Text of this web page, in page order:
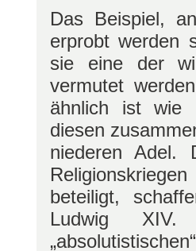
Das Beispiel,
erprobt werden
sie eine der
vermutet
ähnlich ist wie
diesen
niederen Adel.
beteiligt,
Ludwig